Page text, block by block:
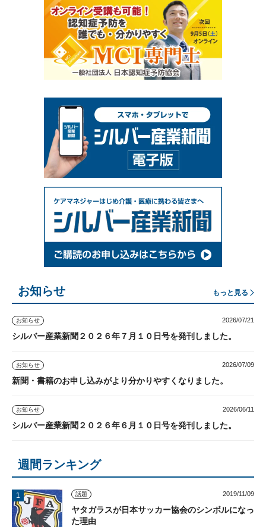
お知らせ もっと見る
お知らせ 2026/07/21
シルバー産業新聞２０２６年７月１０日号を発刊しました。
お知らせ 2026/07/09
新聞・書籍のお申し込みがより分かりやすくなりました。
お知らせ 2026/06/11
シルバー産業新聞２０２６年６月１０日号を発刊しました。
週間ランキング
話題 2019/11/09
ヤタガラスが日本サッカー協会のシンボルになっ
た理由